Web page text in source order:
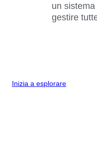
un
gestire
Inizia a esplorare